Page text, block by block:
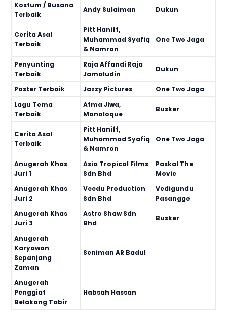
Kostum / Busana
Terbaik
Andy Sulaiman Dukun
Cerita Asal
Terbaik
Pitt Haniff,
Muhammad Syafiq
& Namron
One Two Jaga
Penyunting
Terbaik
Raja Affandi Raja
Jamaludin
Dukun
Poster Terbaik Jazzy Pictures
One Two Jaga
Lagu Tema
Terbaik
Atma Jiwa,
Monoloque
Busker
Cerita Asal
Terbaik
Pitt Haniff,
Muhammad Syafiq
& Namron
One Two Jaga
Anugerah Khas
Juri 1
Asia Tropical Films
Sdn Bhd
Paskal The
Movie
Anugerah Khas
Juri 2
Veedu Production
Sdn Bhd
Vedigundu
Pasangge
Anugerah Khas
Juri 3
Astro Shaw Sdn
Bhd
Busker
Anugerah
Karyawan
Sepanjang
Zaman
Seniman AR Badul
Anugerah
Penggiat
Belakang Tabir
Habsah Hassan